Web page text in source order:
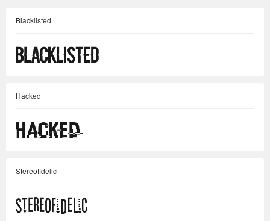
Blacklisted
Hacked
Stereofidelic